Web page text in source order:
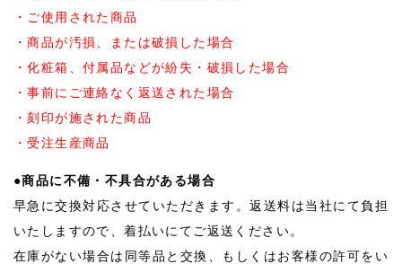
・ご使用された商品
・商品が汚損、または破損した場合
・化粧箱、付属品などが紛失・破損した場合
・事前にご連絡なく返送された場合
・刻印が施された商品
・受注生産商品
●商品に不備・不具合がある場合
早急に交換対応させていただきます。返送料は当社にて負担
いたしますので、着払いにてご返送ください。
在庫がない場合は同等品と交換、もしくはお客様の許可をい